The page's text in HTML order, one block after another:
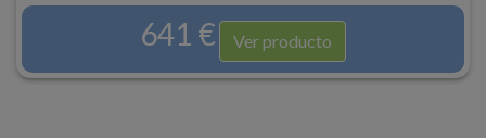
641 € Ver producto